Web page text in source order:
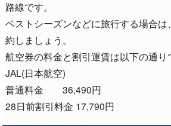
路線です。
ベストシーズンなどに旅行する場合
約しましょう。
航空券の料金と割引運賃は以下の通り
JAL(日本航空)
普通料金 36,490円
28日前割引料金 17,790円